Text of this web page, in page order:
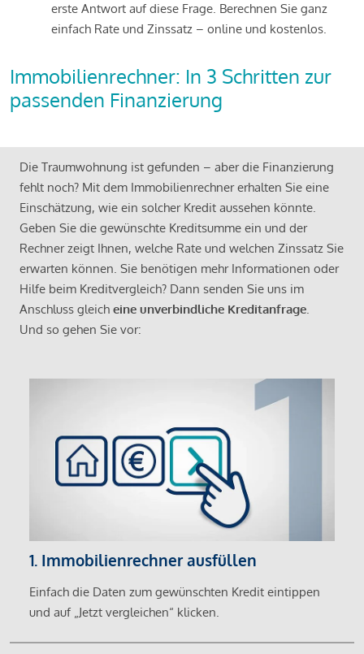
erste Antwort auf diese Frage. Berechnen Sie ganz
einfach Rate und Zinssatz – online und kostenlos.
Immobilienrechner: In 3 Schritten zur
passenden Finanzierung
Die Traumwohnung ist gefunden – aber die Finanzierung
fehlt noch? Mit dem Immobilienrechner erhalten Sie eine
Einschätzung, wie ein solcher Kredit aussehen könnte.
Geben Sie die gewünschte Kreditsumme ein und der
Rechner zeigt Ihnen, welche Rate und welchen Zinssatz Sie
erwarten können. Sie benötigen mehr Informationen oder
Hilfe beim Kreditvergleich? Dann senden Sie uns im
Anschluss gleich eine unverbindliche Kreditanfrage.
Und so gehen Sie vor:
1. Immobilienrechner ausfüllen
Einfach die Daten zum gewünschten Kredit eintippen
und auf „Jetzt vergleichen“ klicken.